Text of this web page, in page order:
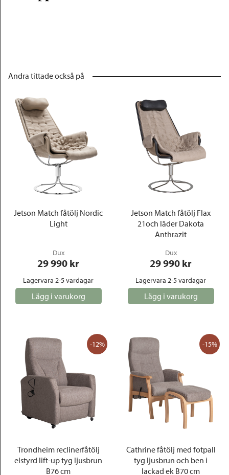
Andra tittade också på
Jetson Match fåtölj Nordic
Light
Dux
29 990 kr
Lagervara 2-5 vardagar
Lägg i varukorg
Jetson Match fåtölj Flax
21och läder Dakota
Anthrazit
Dux
29 990 kr
Lagervara 2-5 vardagar
Lägg i varukorg
-12%
Trondheim reclinerfåtölj
elstyrd lift-up tyg ljusbrun
B76 cm
-15%
Cathrine fåtölj med fotpall
tyg ljusbrun och ben i
lackad ek B70 cm